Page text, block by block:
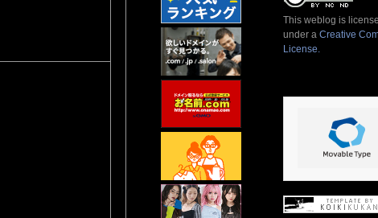
This weblog is
under a Creative
License.